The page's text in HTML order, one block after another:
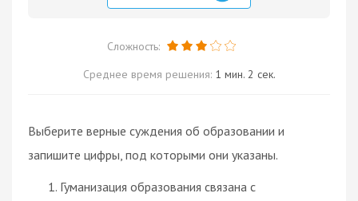
Сложность:
Среднее время решения: 1 мин. 2 сек.
Выберите верные суждения об образовании и
запишите цифры, под которыми они указаны.
Гуманизация образования связана с